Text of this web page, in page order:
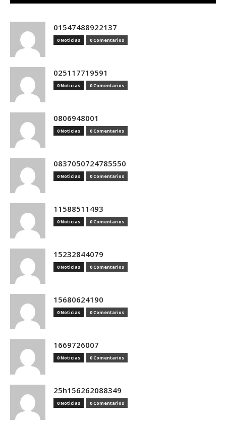
01547488922137
0 Noticias 0 Comentarios
025117719591
0 Noticias 0 Comentarios
0806948001
0 Noticias 0 Comentarios
0837050724785550
0 Noticias 0 Comentarios
11588511493
0 Noticias 0 Comentarios
15232844079
0 Noticias 0 Comentarios
15680624190
0 Noticias 0 Comentarios
1669726007
0 Noticias 0 Comentarios
25h156262088349
0 Noticias 0 Comentarios